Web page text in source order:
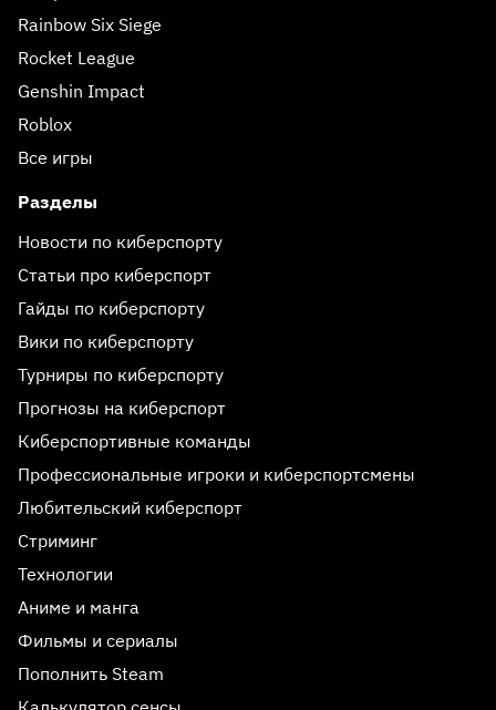
Rainbow Six Siege
Rocket League
Genshin Impact
Roblox
Все игры
Разделы
Новости по киберспорту
Статьи про киберспорт
Гайды по киберспорту
Вики по киберспорту
Турниры по киберспорту
Прогнозы на киберспорт
Киберспортивные команды
Профессиональные игроки и киберспортсмены
Любительский киберспорт
Стриминг
Технологии
Аниме и манга
Фильмы и сериалы
Пополнить Steam